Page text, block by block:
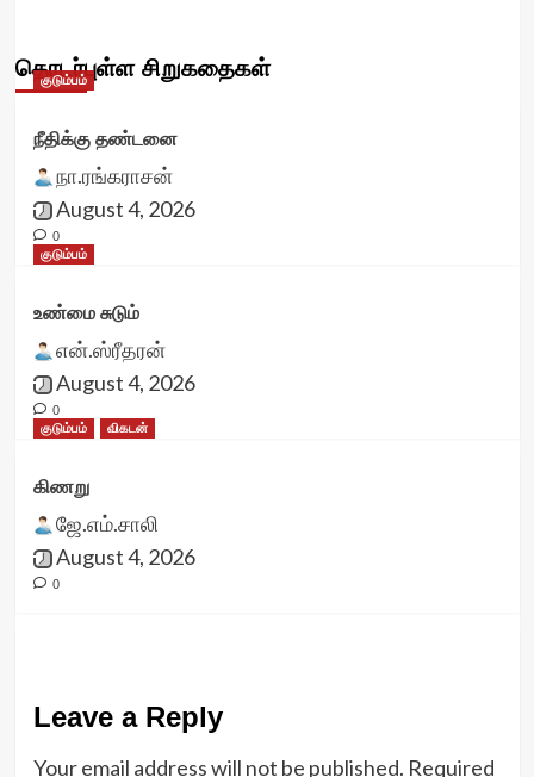
தொடர்புள்ள சிறுகதைகள்
குடும்பம்
நீதிக்கு தண்டனை
நா.ரங்கராசன்
August 4, 2026
0
குடும்பம்
உண்மை சுடும்
என்.ஸ்ரீதரன்
August 4, 2026
0
குடும்பம்
விகடன்
கிணறு
ஜே.எம்.சாலி
August 4, 2026
0
Leave a Reply
Your email address will not be published. Required